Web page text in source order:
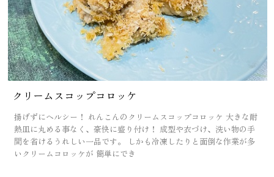
クリームスコップコロッケ
揚げずにヘルシー！ れんこんのクリームスコップコロッケ 大きな耐
熱皿に丸める事なく、豪快に盛り付け！ 成型や衣づけ、洗い物の手
間を省けるうれしい一品です。 しかも冷凍したりと面倒な作業が多
いクリームコロッケが 簡単にでき